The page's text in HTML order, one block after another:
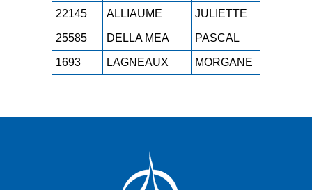
22145 ALLIAUME JULIETTE
25585 DELLA MEA PASCAL
1693 LAGNEAUX MORGANE